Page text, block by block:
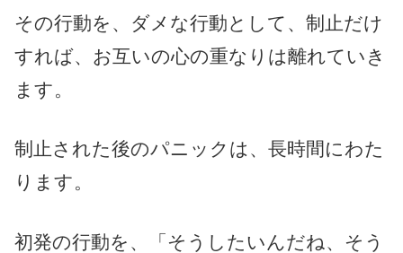
その行動を、ダメな行動として、制止だけ
すれば、お互いの心の重なりは離れていき
ます。
制止された後のパニックは、長時間にわた
ります。
初発の行動を、「そうしたいんだね、そう